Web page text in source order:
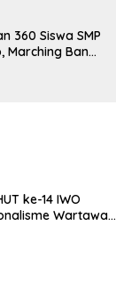
360 Siswa SMP
Marching Band
ke-14 IWO
Wartawan